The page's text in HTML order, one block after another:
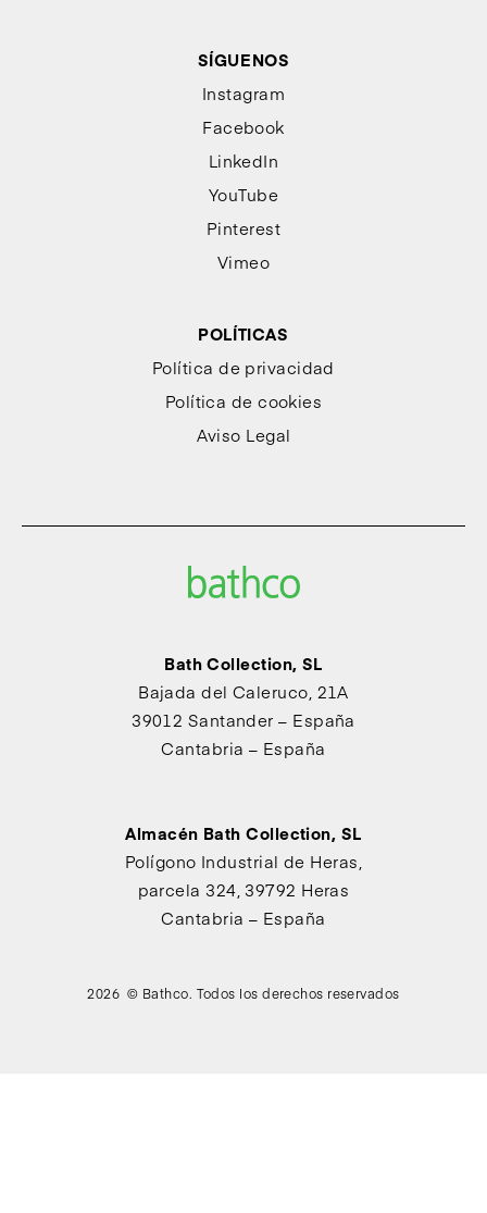
SÍGUENOS
Instagram
Facebook
LinkedIn
YouTube
Pinterest
Vimeo
POLÍTICAS
Política de privacidad
Política de cookies
Aviso Legal
Bath Collection, SL
Bajada del Caleruco, 21A
39012 Santander – España
Cantabria – España
Almacén Bath Collection, SL
Polígono Industrial de Heras,
parcela 324, 39792 Heras
Cantabria – España
2026 © Bathco. Todos los derechos reservados